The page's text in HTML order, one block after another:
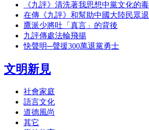
《九評》清洗著我思想中黨文化的
在傳《九評》和幫助中國大陸民眾
鷹派少將吐「真言」的背後
九評傳處法輪飛揚
快聲明─聲援300萬退黨勇士
文明新見
社會家庭
語言文化
道德風尚
其它